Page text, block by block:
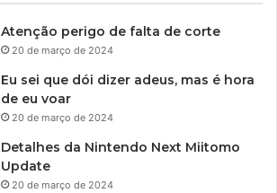
Atenção perigo de falta de corte
20 de março de 2024
Eu sei que dói dizer adeus, mas é hora
de eu voar
20 de março de 2024
Detalhes da Nintendo Next Miitomo
Update
20 de março de 2024